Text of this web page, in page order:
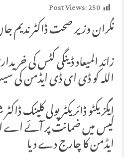
Post Views:250
نگران وزیر صحت ڈاکٹر ندیم
زائد المیعاد ڈینگی کٹس کی
اللہ کو ڈی ای ڈی ایڈمن
ایگزیکٹو ڈائریکٹر پولی کلینک
کیس میں ضمانت پر آئے
ایڈمن کا چارج دے دیا